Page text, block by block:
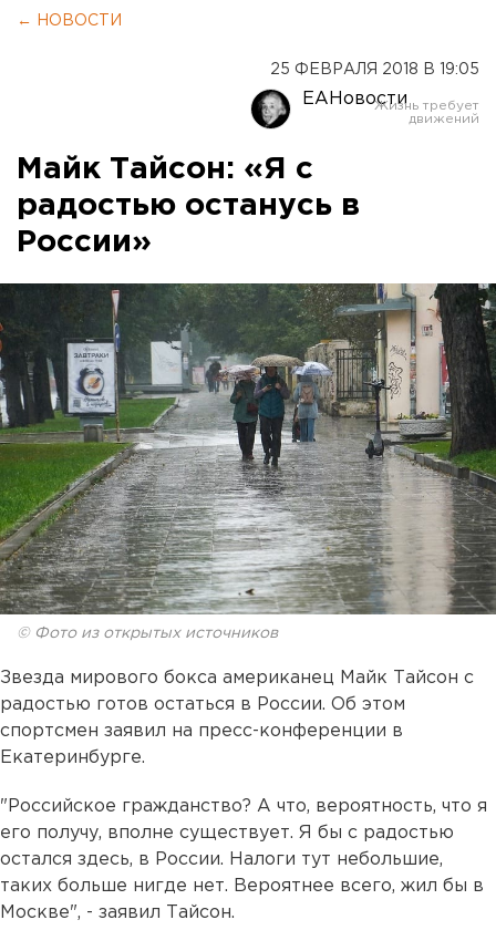
← НОВОСТИ
25 ФЕВРАЛЯ 2018 В 19:05
ЕАНовости
Майк Тайсон: «Я с
радостью останусь в
России»
© Фото из открытых источников
Звезда мирового бокса американец Майк Тайсон с
радостью готов остаться в России. Об этом
спортсмен заявил на пресс-конференции в
Екатеринбурге.
"Российское гражданство? А что, вероятность, что я
его получу, вполне существует. Я бы с радостью
остался здесь, в России. Налоги тут небольшие,
таких больше нигде нет. Вероятнее всего, жил бы в
Москве", - заявил Тайсон.